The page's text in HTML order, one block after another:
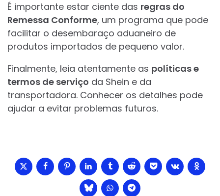
É importante estar ciente das regras do
Remessa Conforme, um programa que pode
facilitar o desembaraço aduaneiro de
produtos importados de pequeno valor.
Finalmente, leia atentamente as políticas e
termos de serviço da Shein e da
transportadora. Conhecer os detalhes pode
ajudar a evitar problemas futuros.